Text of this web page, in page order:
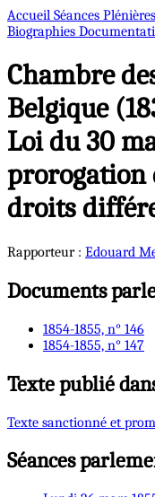
Accueil Séances Plénières
Biographies
Chambre
Belgique
Loi du 30
prorogation
droits
Rapporteur : Edouard
Documents
1854-1855, n° 146
1854-1855, n° 147
Texte publié
Texte sanctionné et
Séances